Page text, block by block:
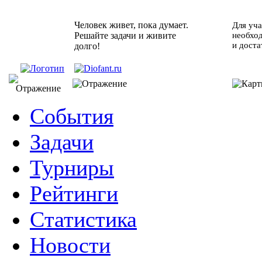
Человек живет, пока думает.
Решайте задачи и живите
долго!
Для
и
События
Задачи
Турниры
Рейтинги
Статистика
Новости